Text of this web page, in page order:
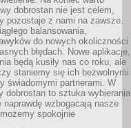
dobrostan nie jest celem,
pozostaje z nami na zawsze.
balansowania,
do nowych okoliczności
błędach. Nowe aplikacje,
będą kusiły nas co roku, ale
staniemy się ich bezwolnymi
świadomymi partnerami. W
dobrostan to sztuka wybierania
naprawdę wzbogacają nasze
spokojnie